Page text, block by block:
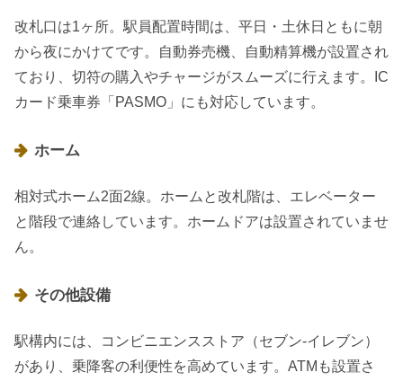
改札口は1ヶ所。駅員配置時間は、平日・土休日ともに朝
から夜にかけてです。自動券売機、自動精算機が設置され
ており、切符の購入やチャージがスムーズに行えます。IC
カード乗車券「PASMO」にも対応しています。
ホーム
相対式ホーム2面2線。ホームと改札階は、エレベーター
と階段で連絡しています。ホームドアは設置されていませ
ん。
その他設備
駅構内には、コンビニエンスストア（セブン-イレブン）
があり、乗降客の利便性を高めています。ATMも設置さ